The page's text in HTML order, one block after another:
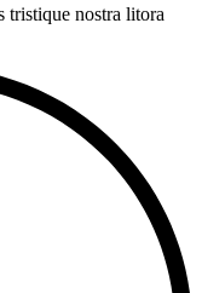
nostra litora